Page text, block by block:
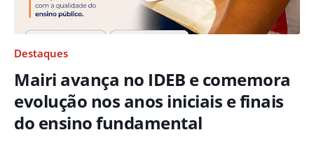
Destaques
Mairi avança no IDEB e comemora
evolução nos anos iniciais e finais
do ensino fundamental